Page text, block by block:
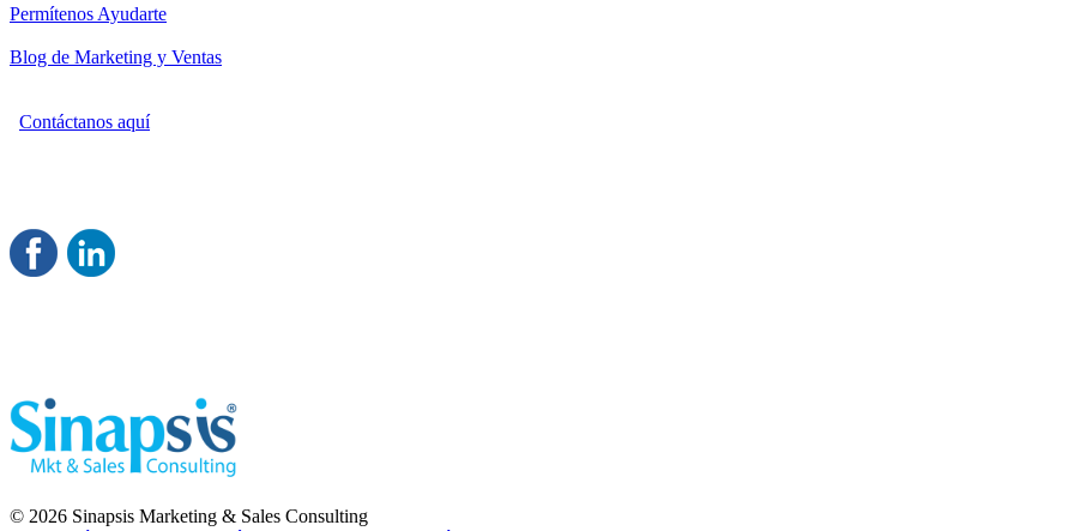
Permítenos Ayudarte
Blog de Marketing y Ventas
Contáctanos aquí
© 2026 Sinapsis Marketing & Sales Consulting